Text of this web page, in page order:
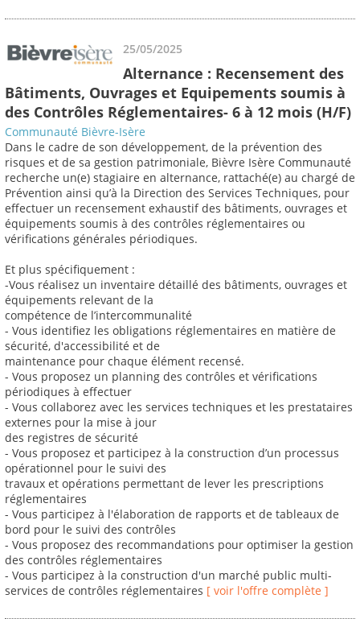
25/05/2025
Alternance : Recensement des
Bâtiments, Ouvrages et Equipements soumis à
des Contrôles Réglementaires- 6 à 12 mois (H/F)
Communauté Bièvre-Isère
Dans le cadre de son développement, de la prévention des
risques et de sa gestion patrimoniale, Bièvre Isère Communauté
recherche un(e) stagiaire en alternance, rattaché(e) au chargé de
Prévention ainsi qu’à la Direction des Services Techniques, pour
effectuer un recensement exhaustif des bâtiments, ouvrages et
équipements soumis à des contrôles réglementaires ou
vérifications générales périodiques.
Et plus spécifiquement :
-Vous réalisez un inventaire détaillé des bâtiments, ouvrages et
équipements relevant de la
compétence de l’intercommunalité
- Vous identifiez les obligations réglementaires en matière de
sécurité, d'accessibilité et de
maintenance pour chaque élément recensé.
- Vous proposez un planning des contrôles et vérifications
périodiques à effectuer
- Vous collaborez avec les services techniques et les prestataires
externes pour la mise à jour
des registres de sécurité
- Vous proposez et participez à la construction d’un processus
opérationnel pour le suivi des
travaux et opérations permettant de lever les prescriptions
réglementaires
- Vous participez à l'élaboration de rapports et de tableaux de
bord pour le suivi des contrôles
- Vous proposez des recommandations pour optimiser la gestion
des contrôles réglementaires
- Vous participez à la construction d'un marché public multi-
services de contrôles réglementaires [ voir l'offre complète ]